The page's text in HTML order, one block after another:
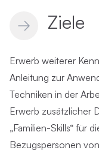
Ziele
Erwerb weiterer
Anleitung zur
Techniken in der
Erwerb zusätzlicher
„Familien-Skills“ für
Bezugspersonen